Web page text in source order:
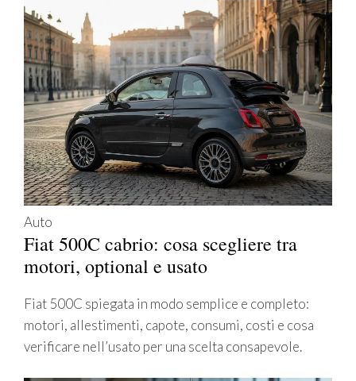
Auto
Fiat 500C cabrio: cosa scegliere tra
motori, optional e usato
Fiat 500C spiegata in modo semplice e completo:
motori, allestimenti, capote, consumi, costi e cosa
verificare nell’usato per una scelta consapevole.